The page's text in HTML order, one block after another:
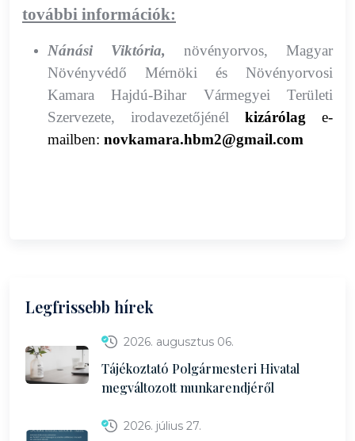
további információk:
Nánási Viktória, növényorvos, Magyar
Növényvédő Mérnöki és Növényorvosi
Kamara Hajdú-Bihar Vármegyei Területi
Szervezete, irodavezetőjénél kizárólag e-
mailben: novkamara.hbm2@gmail.com
Legfrissebb hírek
2026. augusztus 06.
Tájékoztató Polgármesteri Hivatal
megváltozott munkarendjéről
2026. július 27.